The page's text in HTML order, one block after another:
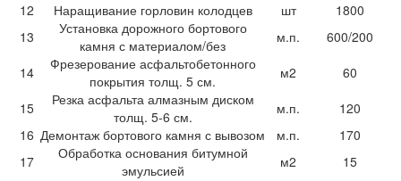
12
Наращивание горловин колодцев шт
1800
13
Установка дорожного бортового
камня с материалом/без
м.п.
600/200
14
Фрезерование асфальтобетонного
покрытия толщ. 5 см.
м2
60
15
Резка асфальта алмазным диском
толщ. 5-6 см.
м.п.
120
16 Демонтаж бортового камня с вывозом м.п.
170
17
Обработка основания битумной
эмульсией
м2 15